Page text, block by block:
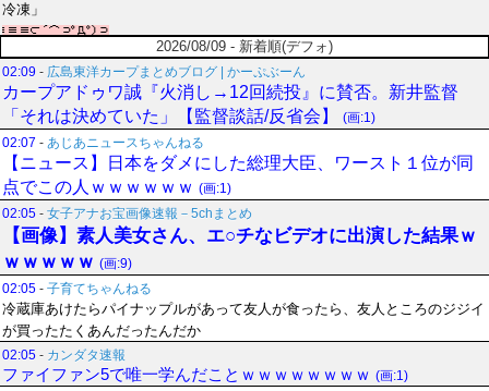
冷凍」
2026/08/09 - 新着順(デフォ)
02:09 - 広島東洋カープまとめブログ | かーぷぶーん
カープアドゥワ誠『火消し→12回続投』に賛否。新井監督
「それは決めていた」【監督談話/反省会】
(画:1)
02:07 - あじあニュースちゃんねる
【ニュース】日本をダメにした総理大臣、ワースト１位が同
点でこの人ｗｗｗｗｗｗ (画:1)
02:05 - 女子アナお宝画像速報－5chまとめ
【画像】素人美女さん、エ○チなビデオに出演した結果ｗ
ｗｗｗｗｗ (画:9)
02:05 - 子育てちゃんねる
冷蔵庫あけたらパイナップルがあって友人が食ったら、友人ところのジジイ
が買ったたくあんだったんだか
02:05 - カンダタ速報
ファイファン5で唯一学んだことｗｗｗｗｗｗｗｗ (画:1)